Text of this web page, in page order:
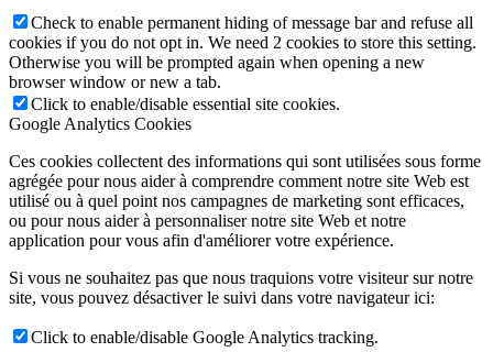
Check to enable permanent hiding of message bar and refuse all
cookies if you do not opt in. We need 2 cookies to store this setting.
Otherwise you will be prompted again when opening a new
browser window or new a tab.
Click to enable/disable essential site cookies.
Google Analytics Cookies
Ces cookies collectent des informations qui sont utilisées sous forme
agrégée pour nous aider à comprendre comment notre site Web est
utilisé ou à quel point nos campagnes de marketing sont efficaces,
ou pour nous aider à personnaliser notre site Web et notre
application pour vous afin d'améliorer votre expérience.
Si vous ne souhaitez pas que nous traquions votre visiteur sur notre
site, vous pouvez désactiver le suivi dans votre navigateur ici:
Click to enable/disable Google Analytics tracking.